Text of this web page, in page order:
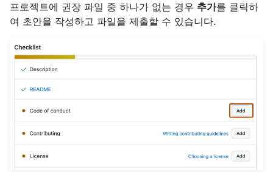
프로젝트에 권장 파일 중 하나가 없는 경우 추가를 클릭하
여 초안을 작성하고 파일을 제출할 수 있습니다.